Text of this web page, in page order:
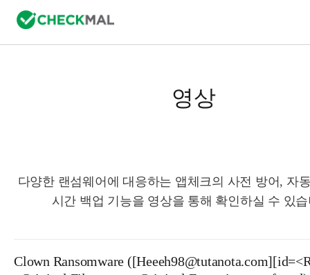
영상
다양한 랜섬웨어에 대응하는 앱체크의 사전 방어, 자
시간 백업 기능을 영상을 통해 확인하실 수 있
Clown Ransomware